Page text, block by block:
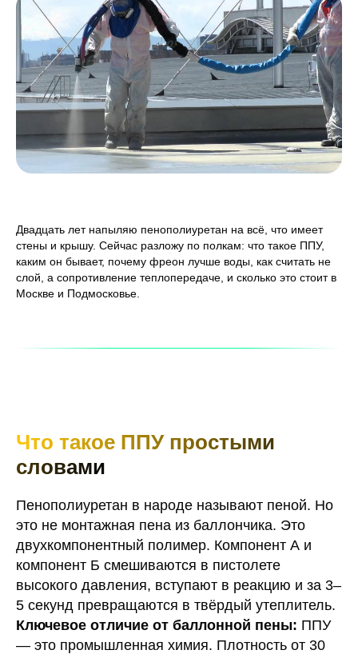
Двадцать лет напыляю пенополиуретан на всё, что имеет
стены и крышу. Сейчас разложу по полкам: что такое ППУ,
каким он бывает, почему фреон лучше воды, как считать не
слой, а сопротивление теплопередаче, и сколько это стоит в
Москве и Подмосковье.
Что такое ППУ простыми
словами
Пенополиуретан в народе называют пеной. Но
это не монтажная пена из баллончика. Это
двухкомпонентный полимер. Компонент А и
компонент Б смешиваются в пистолете
высокого давления, вступают в реакцию и за 3–
5 секунд превращаются в твёрдый утеплитель.
Ключевое отличие от баллонной пены: ППУ
— это промышленная химия. Плотность от 30